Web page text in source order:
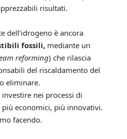
risultati.
dell’idrogeno è ancora
fossili, mediante un
reforming) che rilascia
del riscaldamento del
eliminare.
nei processi di
economici, più innovativi.
facendo.